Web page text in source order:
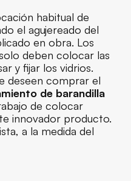
habitual de
el agujereado del
en obra. Los
deben colocar las
y fijar los vidrios.
deseen comprar el
de barandilla
de colocar
innovador producto.
a la medida del